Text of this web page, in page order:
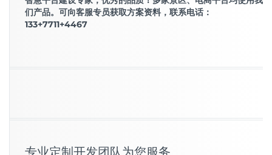
们产品。可向客服专员获取方案资料，联系电话：
133+7711+4467
专业定制开发团队为您服务